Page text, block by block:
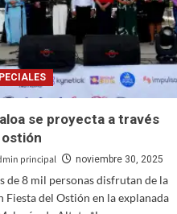
se proyecta a través
principal noviembre 30, 2025
de 8 mil personas disfrutan de la
Fiesta del Ostión en la explanada